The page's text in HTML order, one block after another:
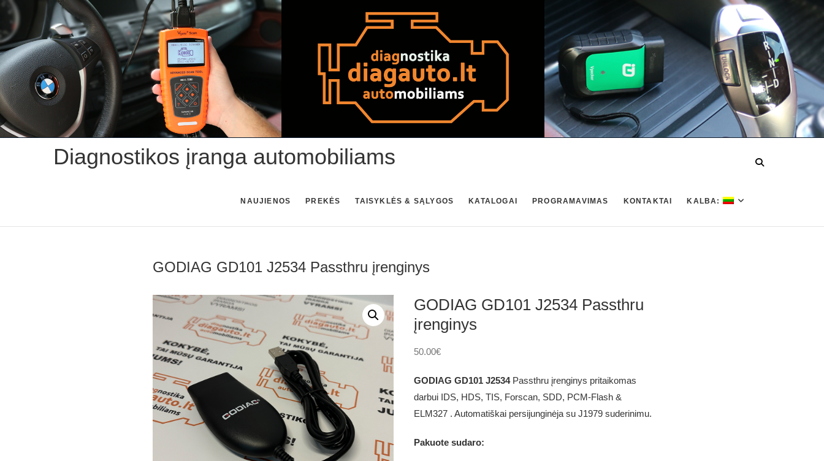
Skip
content
Diagnostikos įranga automobiliams
NAUJIENOS PREKĖS TAISYKLĖS & SĄLYGOS KATALOGAI PROGRAMAVIMAS KONTAKTAI KALBA:
GODIAG GD101 J2534 Passthru įrenginys
GODIAG GD101 J2534 Passthru
įrenginys
50.00€
GODIAG GD101 J2534Passthru įrenginys pritaikomas
darbui IDS, HDS, TIS, Forscan, SDD, PCM-Flash &
ELM327 . Automatiškai persijunginėja su J1979 suderinimu.
Pakuote sudaro: